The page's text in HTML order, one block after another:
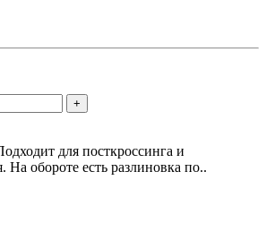
+
для посткроссинга и
На обороте есть разлиновка по..